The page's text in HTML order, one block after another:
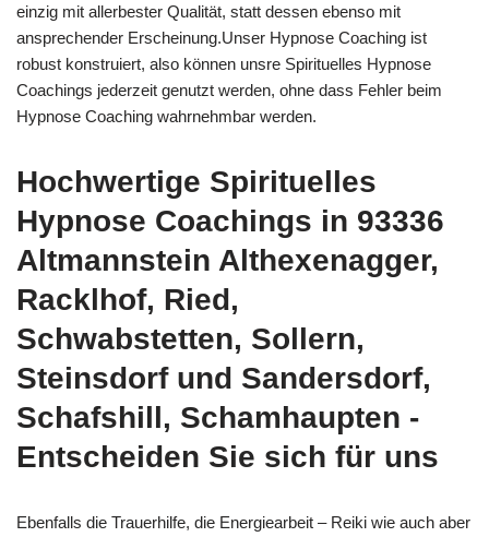
einzig mit allerbester Qualität, statt dessen ebenso mit
ansprechender Erscheinung.Unser Hypnose Coaching ist
robust konstruiert, also können unsre Spirituelles Hypnose
Coachings jederzeit genutzt werden, ohne dass Fehler beim
Hypnose Coaching wahrnehmbar werden.
Hochwertige Spirituelles
Hypnose Coachings in 93336
Altmannstein Althexenagger,
Racklhof, Ried,
Schwabstetten, Sollern,
Steinsdorf und Sandersdorf,
Schafshill, Schamhaupten -
Entscheiden Sie sich für uns
Ebenfalls die Trauerhilfe, die Energiearbeit – Reiki wie auch aber